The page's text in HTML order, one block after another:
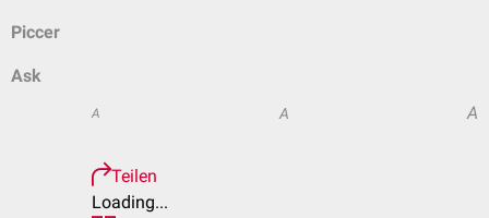
Piccer
Ask
A A A
Teilen
Loading...